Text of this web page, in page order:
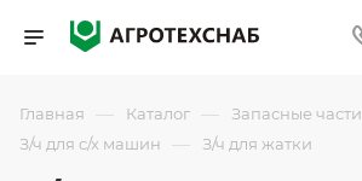
Главная — Каталог — Запасные части
З/ч для с/х машин — З/ч для жатки